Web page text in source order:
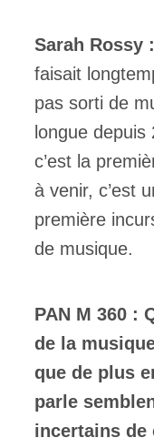
Sarah Rossy :
faisait
pas sorti de
longue
c’est la
à venir, c’est
première
de musique.
PAN M 360 :
de la
que de plus
parle
incertains de